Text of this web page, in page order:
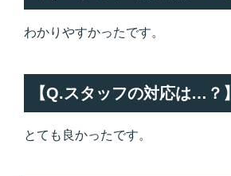
わかりやすかったです。
【Q.スタッフの対応は…？】
とても良かったです。